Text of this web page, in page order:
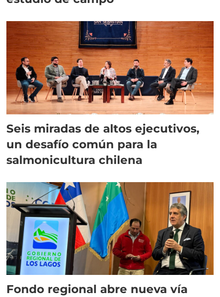
Seis miradas de altos ejecutivos,
un desafío común para la
salmonicultura chilena
Fondo regional abre nueva vía